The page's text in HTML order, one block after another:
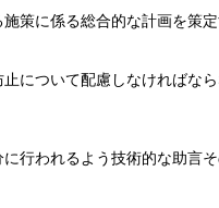
策に係る総合的な計画を策
について配慮しなければなら
行われるよう技術的な助言